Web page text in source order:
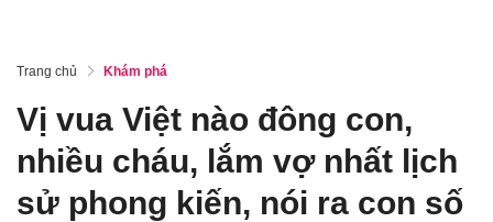
Trang chủ Khám phá
Vị vua Việt nào đông con,
nhiều cháu, lắm vợ nhất lịch
sử phong kiến, nói ra con số